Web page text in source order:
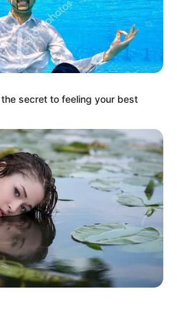
las noticias que le
Para estar bien informado, por
las notificaciones de Alerta.
LLUVIAS
EPM
RIONEGRO
secret to feeling your best